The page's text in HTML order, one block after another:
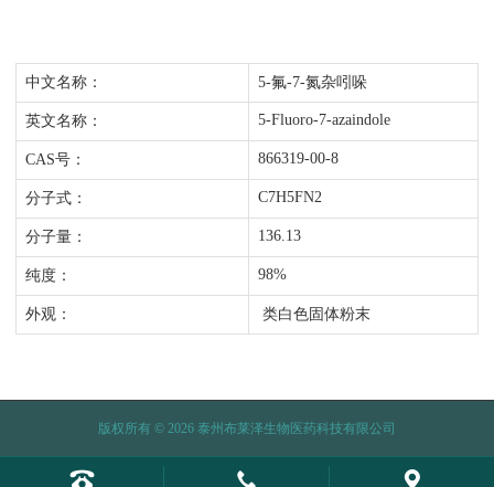
中文名称： 5-氟-7-氮杂吲哚
英文名称： 5-Fluoro-7-azaindole
CAS号： 866319-00-8
分子式： C7H5FN2
分子量： 136.13
纯度： 98%
外观： 类白色固体粉末
版权所有 © 2026 泰州布莱泽生物医药科技有限公司